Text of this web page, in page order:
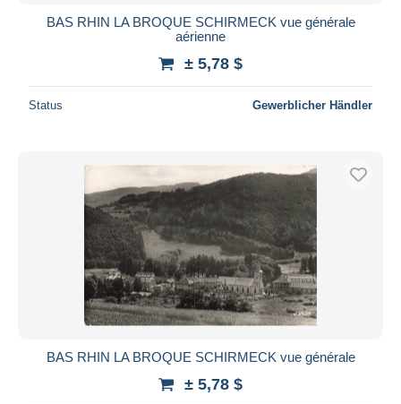
BAS RHIN LA BROQUE SCHIRMECK vue générale
aérienne
± 5,78 $
Status Gewerblicher Händler
BAS RHIN LA BROQUE SCHIRMECK vue générale
± 5,78 $